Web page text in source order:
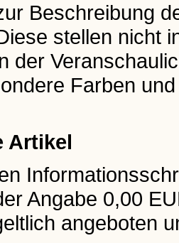
Beschreibung
stellen nicht
der
Farben
Artikel
Angabe 0,00
angeboten